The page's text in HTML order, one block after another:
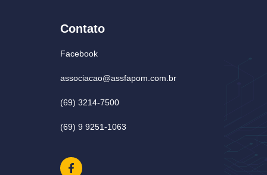
Contato
Facebook
associacao@assfapom.com.br
(69) 3214-7500
(69) 9 9251-1063